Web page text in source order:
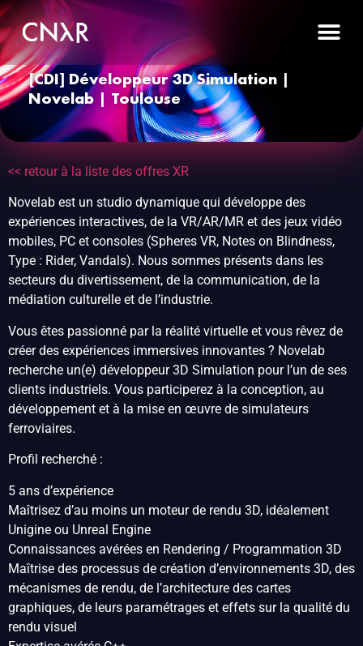
[CDI] Développeur 3D Simulation |
Novelab | Toulouse
<< retour à la liste des offres XR
Novelab est un studio dynamique qui développe des
expériences interactives, de la VR/AR/MR et des jeux vidéo
mobiles, PC et consoles (Spheres VR, Notes on Blindness,
Type : Rider, Vandals). Nous sommes présents dans les
secteurs du divertissement, de la communication, de la
médiation culturelle et de l’industrie.
Vous êtes passionné par la réalité virtuelle et vous rêvez de
créer des expériences immersives innovantes ? Novelab
recherche un(e) développeur 3D Simulation pour l’un de ses
clients industriels. Vous participerez à la conception, au
développement et à la mise en œuvre de simulateurs
ferroviaires.
Profil recherché :
5 ans d’expérience
Maîtrisez d’au moins un moteur de rendu 3D, idéalement
Unigine ou Unreal Engine
Connaissances avérées en Rendering / Programmation 3D
Maîtrise des processus de création d’environnements 3D, des
mécanismes de rendu, de l’architecture des cartes
graphiques, de leurs paramétrages et effets sur la qualité du
rendu visuel